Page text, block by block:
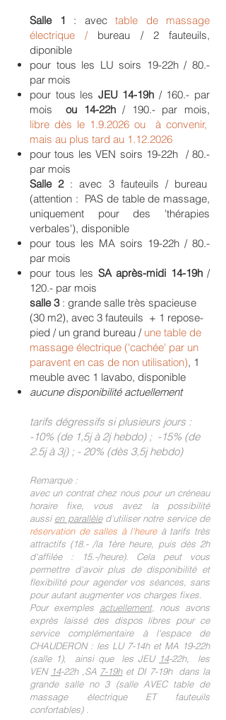
réel.
Réservations possibles sur une
projection de 6 semaines.
Annulation sans frais jusqu’à 25
heures avant l’heure de consultation.
COMMUNICATION COMMUNE
Sur le site internet commun de
l’espace LAVIDA :
- page personnelle par praticien
- page internet générique par
thérapie
- page internet générique
alphabétique par nom des praticiens
- un référencement individualisé
selon vos thérapies sur Google,
moteur de recherche le plus utilisé
Comptes Facebook et Instagram de
l’espace LAVIDA pour relier vos
propres publications.
Campagne régulière de promotion
générale de l'espace commun, via
Google Ads ou d’autre médias (FC,
Insta…).
ESPACE & SERVICES COMMUNS
:
- Partage d’une salle meublée et
équipées selon jours-horaires fixés
- Salle d’attente et WC-toilettes
communes
- Coin-kitchenette avec boissons
chaudes en libre-service
- Charges d’électricité et chauffage
- Wifi
- Service de nettoyage prof.2x par
semaine
Possibilité de participier à nos
Réunions-Apérosentre Praticiens
LAVIDA que nous organisons 1 à 2 x
par année
sur un thème ou une thérapie qu'un
Salle 1 : avec table de massage
électrique / bureau / 2 fauteuils,
diponible
pour tous les LU soirs 19-22h / 80.-
par mois
pour tous les JEU 14-19h / 160.- par
moisou 14-22h/ 190.- par mois,
libre dès le 1.9.2026 ou à convenir,
mais au plus tard au 1.12.2026
pour tous les VEN soirs 19-22h / 80.-
par mois
Salle 2​ : avec 3 fauteuils / bureau
(attention : PAS de table de massage,
uniquement pour des 'thérapies
verbales'), disponible
pour tous les MA soirs 19-22h / 80.-
par mois
pour tous les SA après-midi 14-19h/
120.- par mois
salle 3: grande salle très spacieuse
(30 m2), avec 3 fauteuils + 1 repose-
pied / un grand bureau / une table de
massage électrique ('cachée' par un
paravent en cas de non utilisation), 1
meuble avec 1 lavabo, disponible
aucune disponibilité actuellement
tarifs dégressifs si plusieurs jours :
-10% (de 1,5j à 2j hebdo) ; -15% (de
2.5j à 3j) ; - 20% (dès 3,5j hebdo)
Remarque :
avec un contrat chez nous pour un créneau
horaire fixe, vous avez la possibilité
aussi en parallèled'utiliser notre service de
réservation de salles à l'heure à tarifs très
attractifs (18.- /la 1ère heure, puis dès 2h
d'affilée : 15.-/heure). Celapeut vous
permettre d'avoir plus de disponibilité et
flexibilité pour agender vos séances, sans
pour autant augmenter vos charges fixes.
Pour exemples actuellement, nous avons
exprès laissé des dispos libres pour ce
service complémentaire à l'espace de
CHAUDERON : les LU 7-14h et MA 19-22h
(salle 1), ainsi que les JEU 14-22h,
les
VEN 14-22h , SA 7-19het DI 7-19h dans la
grande salle no 3 (salle AVEC table de
massage électrique ET fauteuils
confortables) .